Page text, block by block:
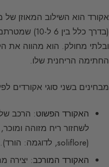
אקורד הוא השילוב המאוזן
(בדרך כלל בין 6
ובלתי מחולק. הוא מהווה את
החתימה הריחנית שלו.
מבחינים בשני סוגי אקורדים
האקורד הפשוט
לשחזור ריח מזוהה
(soliflore, לדוגמה: הורד).
האקורד המורכב: יצירה